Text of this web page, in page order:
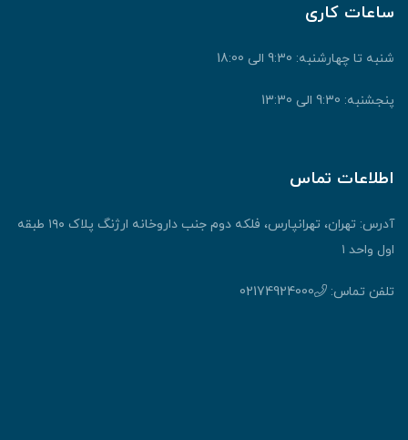
ساعات کاری
شنبه تا چهارشنبه: 9:30 الی 18:00
پنجشنبه: 9:30 الی 13:30
اطلاعات تماس
آدرس: تهران، تهرانپارس، فلکه دوم جنب داروخانه ارژنگ پلاک ۱۹۰ طبقه
اول واحد ۱
تلفن تماس: 02174924000